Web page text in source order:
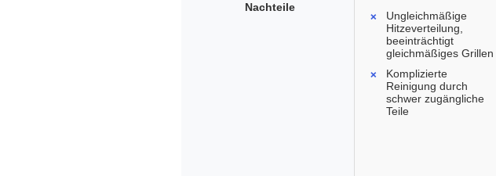
Ungleichmäßige
Hitzeverteilung,
beeinträchtigt
gleichmäßiges Grillen
Komplizierte
Reinigung durch
schwer zugängliche
Teile
Nachteile